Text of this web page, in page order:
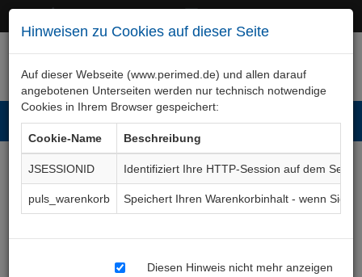
Hinweisen zu Cookies auf dieser Seite
Auf dieser Webseite (www.perimed.de) und allen darauf
angebotenen Unterseiten werden nur technisch notwendige
Cookies in Ihrem Browser gespeichert:
Cookie-Name
Beschreibung
JSESSIONID
Identifiziert Ihre HTTP-Session auf dem Server
puls_warenkorb
Speichert Ihren Warenkorbinhalt - wenn Sie
Diesen Hinweis nicht mehr anzeigen
Bluttransfusion Fremdblut
/ Fremdblutprodukte
(rumänisch)